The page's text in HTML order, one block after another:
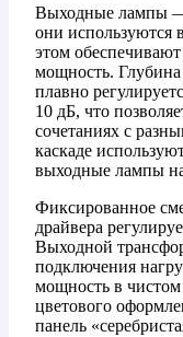
Выходные лампы
они используются
этом
мощность. Глубина
плавно
10 дБ, что
сочетаниях с
каскаде
выходные лампы
Фиксированное
драйвера
Выходной
подключения
мощность в
цветового
панель